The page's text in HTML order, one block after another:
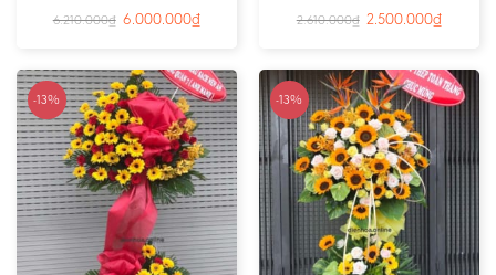
6.210.000₫ 6.000.000₫ 2.610.000₫ 2.500.000₫
-13% -13%